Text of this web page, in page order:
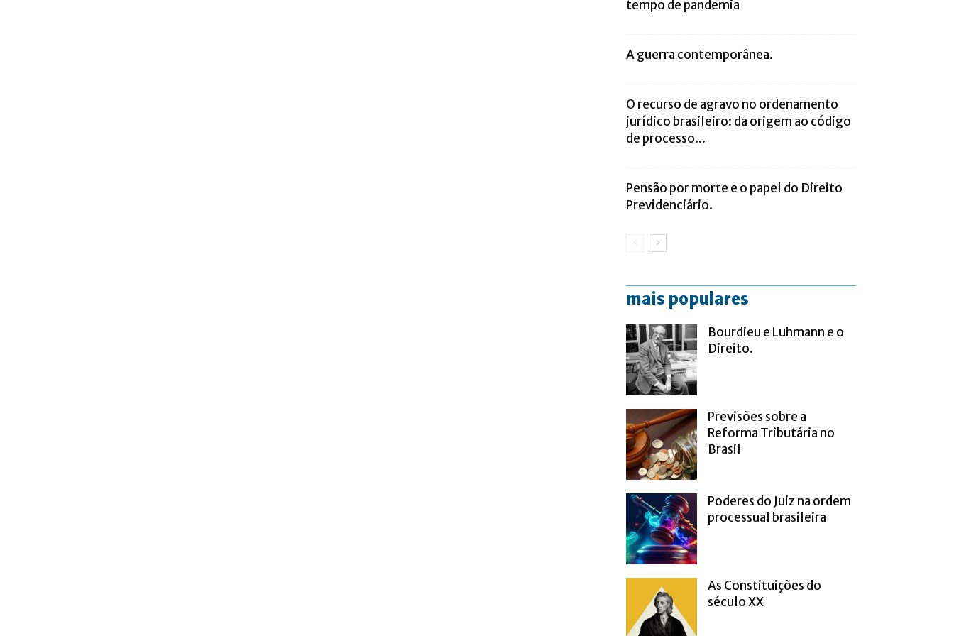
tempo de pandemia
A guerra contemporânea.
O recurso de agravo no ordenamento
jurídico brasileiro: da origem ao código
de processo...
Pensão por morte e o papel do Direito
Previdenciário.
mais populares
Bourdieu e Luhmann e o
Direito.
Previsões sobre a
Reforma Tributária no
Brasil
Poderes do Juiz na ordem
processual brasileira
As Constituições do
século XX